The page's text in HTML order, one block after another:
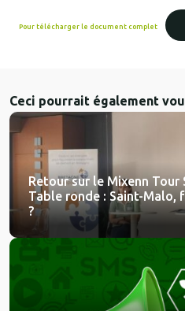
Pour télécharger le document complet
Ceci pourrait également
Retour sur le Mixenn Tour
Table ronde : Saint-Malo,
?